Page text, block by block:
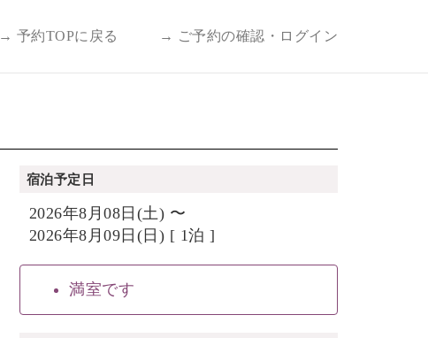
→ 予約TOPに戻る → ご予約の確認・ログイン
宿泊予定日
2026年8月08日(土) 〜
2026年8月09日(日) [ 1泊 ]
満室です